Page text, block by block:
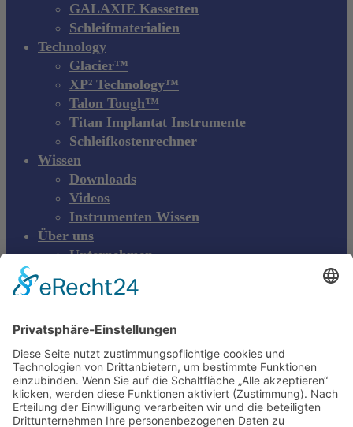
GALAXIE Kassetten
Schleifmaterialien
Technology
Glacier™
XP² Technology™
Talon Tough™
Titan Implantat Instrumente
Schleifkostenrechner
Wissen
Downloads
Videos
Instrumenten Wissen
Über uns
Unternehmen
Kontakt
DE
DE
EN
Young Innovations
Europe GmbH